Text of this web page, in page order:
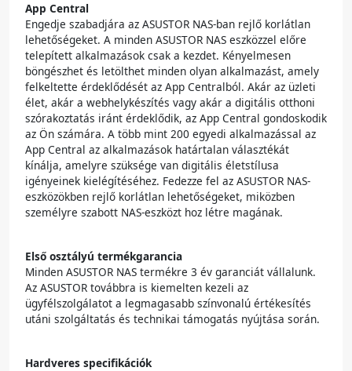
App Central
Engedje szabadjára az ASUSTOR NAS-ban rejlő korlátlan
lehetőségeket. A minden ASUSTOR NAS eszközzel előre
telepített alkalmazások csak a kezdet. Kényelmesen
böngészhet és letölthet minden olyan alkalmazást, amely
felkeltette érdeklődését az App Centralból. Akár az üzleti
élet, akár a webhelykészítés vagy akár a digitális otthoni
szórakoztatás iránt érdeklődik, az App Central gondoskodik
az Ön számára. A több mint 200 egyedi alkalmazással az
App Central az alkalmazások határtalan választékát
kínálja, amelyre szüksége van digitális életstílusa
igényeinek kielégítéséhez. Fedezze fel az ASUSTOR NAS-
eszközökben rejlő korlátlan lehetőségeket, miközben
személyre szabott NAS-eszközt hoz létre magának.
Első osztályú termékgarancia
Minden ASUSTOR NAS termékre 3 év garanciát vállalunk.
Az ASUSTOR továbbra is kiemelten kezeli az
ügyfélszolgálatot a legmagasabb színvonalú értékesítés
utáni szolgáltatás és technikai támogatás nyújtása során.
Hardveres specifikációk